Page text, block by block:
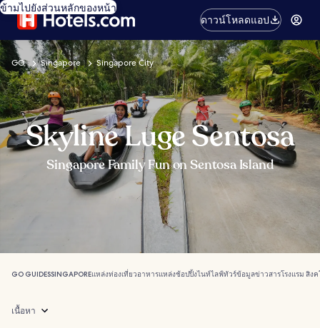
ข้ามไปยังส่วนหลักของหน้า
ดาวน์โหลดแอป
GO Singapore Singapore City
Skyline Luge Sentosa
Singapore Family Fun on Sentosa Island
GO GUIDESSINGAPOREแหล่งท่องเที่ยวอาหารแหล่งช้อปปิ้งไนท์ไลฟ์ทัวร์ข้อมูลข่าวสารโรงแรม สิงค
เนื้อหา